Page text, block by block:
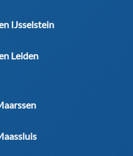
IJsselstein
Leiden